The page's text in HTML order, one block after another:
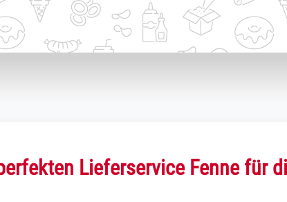
Lieferservice Fenne für